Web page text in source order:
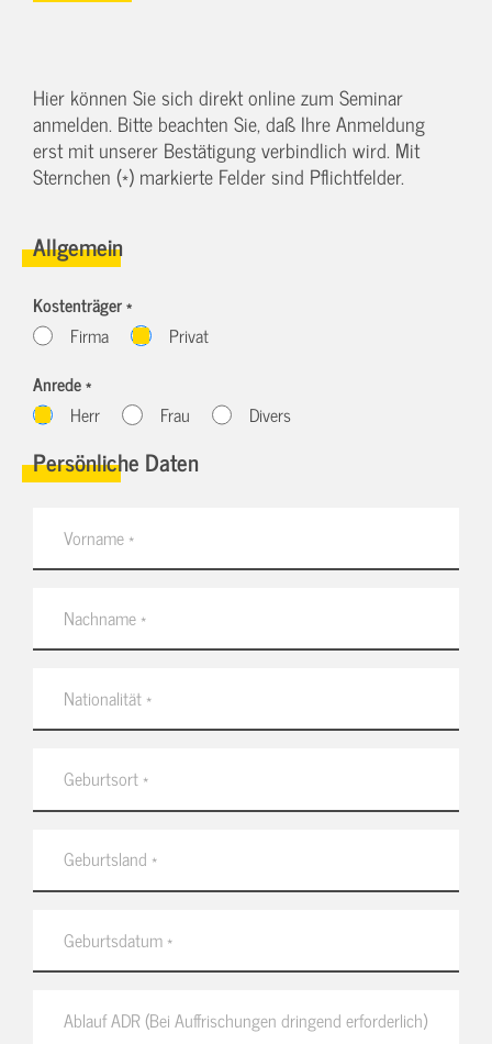
Hier können Sie sich direkt online zum Seminar
anmelden. Bitte beachten Sie, daß Ihre Anmeldung
erst mit unserer Bestätigung verbindlich wird. Mit
Sternchen (*) markierte Felder sind Pflichtfelder.
Allgemein
Kostenträger *
Firma
Privat
Anrede *
Herr
Frau Divers
Persönliche Daten